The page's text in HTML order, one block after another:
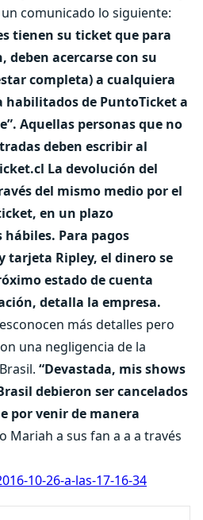
comunicado lo siguiente:
tienen su ticket que para
acercarse con su
completa) a cualquiera
habilitados de PuntoTicket a
Aquellas personas que no
deben escribir al
La devolución del
del mismo medio por el
en un plazo
hábiles. Para pagos
tarjeta Ripley, el dinero se
estado de cuenta
detalla la empresa.
más detalles pero
una negligencia de la
“Devastada, mis shows
debieron ser cancelados
por venir de manera
Mariah a sus fan a a a través